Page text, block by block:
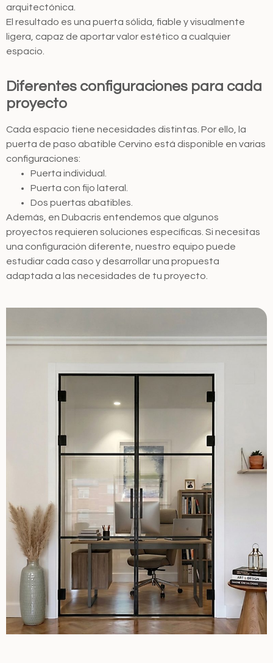
arquitectónica.
El resultado es una puerta sólida, fiable y visualmente
ligera, capaz de aportar valor estético a cualquier
espacio.
Diferentes configuraciones para cada
proyecto
Cada espacio tiene necesidades distintas. Por ello, la
puerta de paso abatible Cervino está disponible en varias
configuraciones:
Puerta individual.
Puerta con fijo lateral.
Dos puertas abatibles.
Además, en Dubacris entendemos que algunos
proyectos requieren soluciones específicas. Si necesitas
una configuración diferente, nuestro equipo puede
estudiar cada caso y desarrollar una propuesta
adaptada a las necesidades de tu proyecto.